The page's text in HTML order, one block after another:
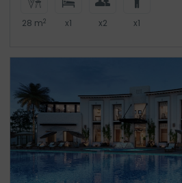
28 m2 x1 x2 x1